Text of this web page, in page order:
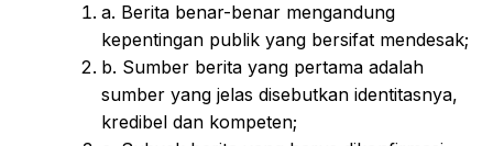
a. Berita benar-benar mengandung
kepentingan publik yang bersifat mendesak;
b. Sumber berita yang pertama adalah
sumber yang jelas disebutkan identitasnya,
kredibel dan kompeten;